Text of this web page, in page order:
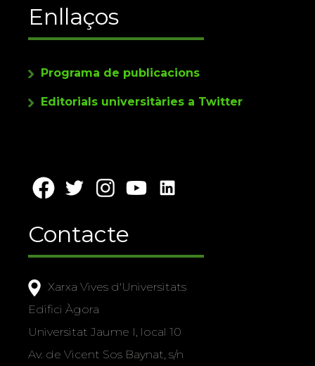
Enllaços
Programa de publicacions
Editorials universitàries a Twitter
Contacte
Xarxa Vives d'Universitats
Edifici Àgora
Universitat Jaume I, local 10
Av. de Vicent Sos Baynat, s/n